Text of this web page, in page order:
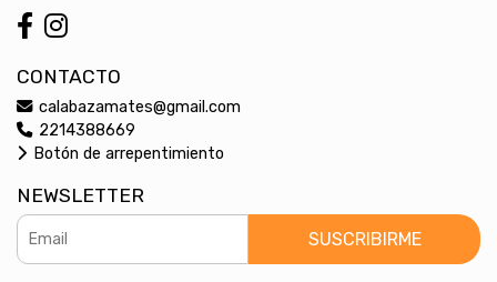
CONTACTO
calabazamates@gmail.com
2214388669
Botón de arrepentimiento
NEWSLETTER
SUSCRIBIRME